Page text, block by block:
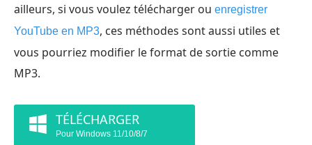
ailleurs, si vous voulez télécharger ou enregistrer
YouTube en MP3, ces méthodes sont aussi utiles et
vous pourriez modifier le format de sortie comme
MP3.
TÉLÉCHARGER
Pour Windows 11/10/8/7